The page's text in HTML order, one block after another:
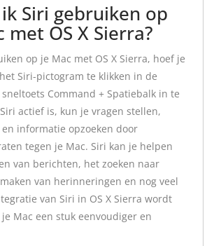
Siri gebruiken op
met OS X Sierra?
op je Mac met OS X Sierra, hoef je
Siri-pictogram te klikken in de
Command + Spatiebalk in te
actief is, kun je vragen stellen,
informatie opzoeken door
tegen je Mac. Siri kan je helpen
van berichten, het zoeken naar
van herinneringen en nog veel
van Siri in OS X Sierra wordt
Mac een stuk eenvoudiger en